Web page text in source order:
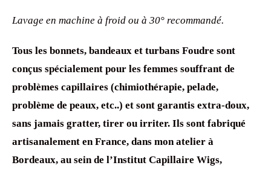
Lavage en machine à froid ou à 30° recommandé.
Tous les bonnets, bandeaux et turbans Foudre sont
conçus spécialement pour les femmes souffrant de
problèmes capillaires (chimiothérapie, pelade,
problème de peaux, etc..) et sont garantis extra-doux,
sans jamais gratter, tirer ou irriter. Ils sont fabriqué
artisanalement en France, dans mon atelier à
Bordeaux, au sein de l’Institut Capillaire Wigs,